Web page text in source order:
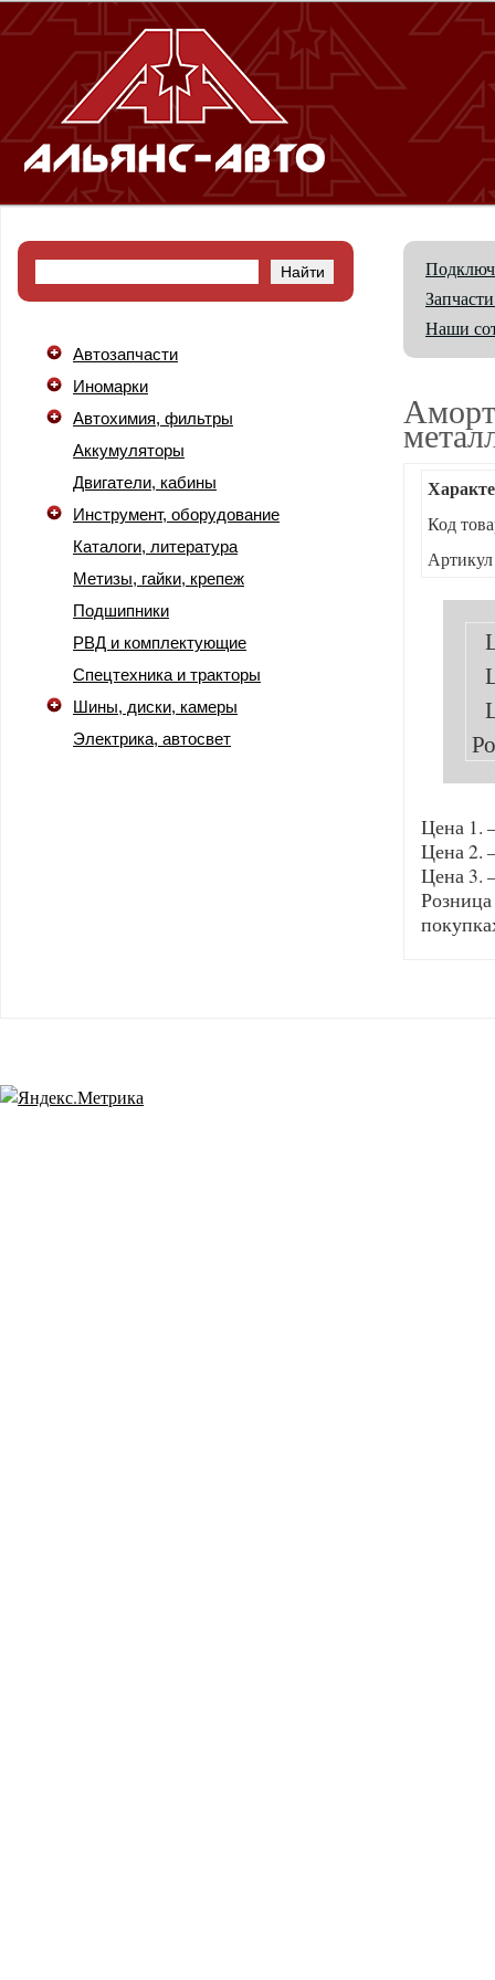
Автозапчасти
Иномарки
Автохимия, фильтры
Аккумуляторы
Двигатели, кабины
Инструмент, оборудование
Каталоги, литература
Метизы, гайки, крепеж
Подшипники
РВД и комплектующие
Спецтехника и тракторы
Шины, диски, камеры
Электрика, автосвет
Наши
Код
Артикул
Цена 1.
Цена 2.
Цена 3.